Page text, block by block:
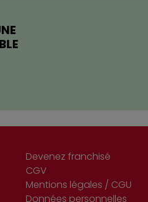
Devenez franchisé
CGV
Mentions légales / CGU
Données personnelles